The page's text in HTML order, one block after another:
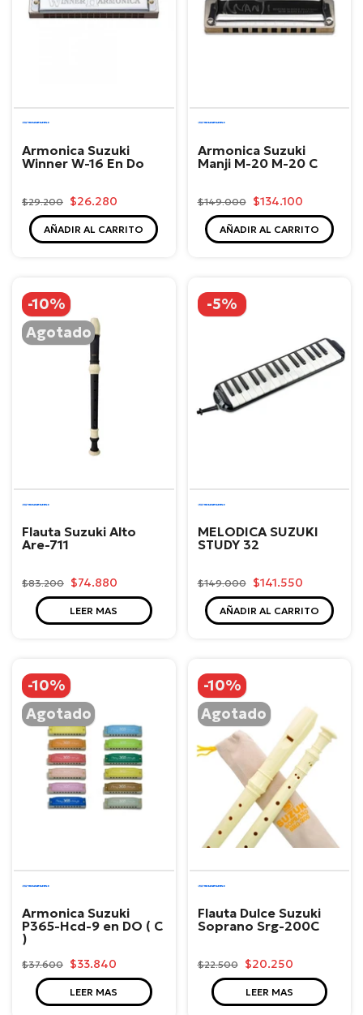
Armonica Suzuki
Winner W-16 En Do
$29.200 $26.280
AÑADIR AL CARRITO
Armonica Suzuki
Manji M-20 M-20 C
$149.000 $134.100
AÑADIR AL CARRITO
-10%
Agotado
Suzuki
Flauta Suzuki Alto
Are-711
$83.200 $74.880
LEER MAS
-5%
Suzuki
MELODICA SUZUKI
STUDY 32
$149.000 $141.550
AÑADIR AL CARRITO
-10%
Agotado
Suzuki
Armonica Suzuki
P365-Hcd-9 en DO ( C
)
$37.600 $33.840
LEER MAS
-10%
Agotado
Suzuki
Flauta Dulce Suzuki
Soprano Srg-200C
$22.500 $20.250
LEER MAS